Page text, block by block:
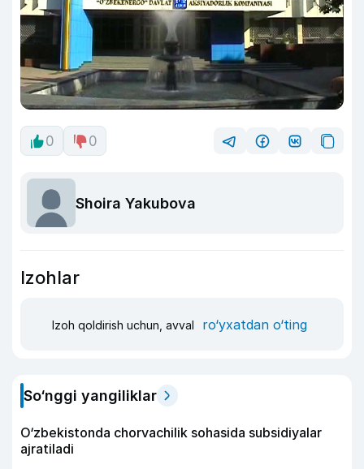
0 0
Shoira Yakubova
Izohlar
Izoh qoldirish uchun, avval ro‘yxatdan o‘ting
So‘nggi yangiliklar
O‘zbekistonda chorvachilik sohasida subsidiyalar
ajratiladi